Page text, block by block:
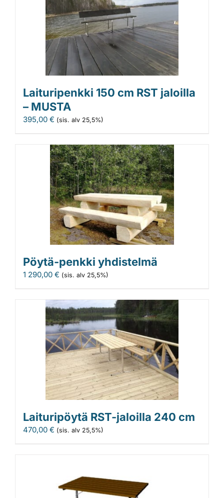
Laituripenkki 150 cm RST jaloilla
– MUSTA
395,00 € (sis. alv 25,5%)
Pöytä-penkki yhdistelmä
1 290,00 € (sis. alv 25,5%)
Laituripöytä RST-jaloilla 240 cm
470,00 € (sis. alv 25,5%)